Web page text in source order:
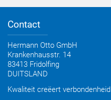
Zoekhulp Toepassing
Advies, Catalogus, Brochures
OTTO Bouw Nieuwsbrief
Contact
Hermann Otto GmbH
Krankenhausstr. 14
83413 Fridolfing
DUITSLAND
Kwaliteit creëert verbondenheid